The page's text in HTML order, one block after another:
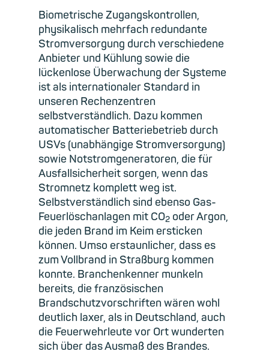
Biometrische Zugangskontrollen,
physikalisch mehrfach redundante
Stromversorgung durch verschiedene
Anbieter und Kühlung sowie die
lückenlose Überwachung der Systeme
ist als internationaler Standard in
unseren Rechenzentren
selbstverständlich. Dazu kommen
automatischer Batteriebetrieb durch
USVs (unabhängige Stromversorgung)
sowie Notstromgeneratoren, die für
Ausfallsicherheit sorgen, wenn das
Stromnetz komplett weg ist.
Selbstverständlich sind ebenso Gas-
Feuerlöschanlagen mit CO2 oder Argon,
die jeden Brand im Keim ersticken
können. Umso erstaunlicher, dass es
zum Vollbrand in Straßburg kommen
konnte. Branchenkenner munkeln
bereits, die französischen
Brandschutzvorschriften wären wohl
deutlich laxer, als in Deutschland, auch
die Feuerwehrleute vor Ort wunderten
sich über das Ausmaß des Brandes.